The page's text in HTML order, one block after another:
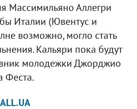
Массимильяно Аллегри
Италии (Ювентус и
возможно, могло стать
Кальяри пока будут
молодежки Джорджио
Феста.